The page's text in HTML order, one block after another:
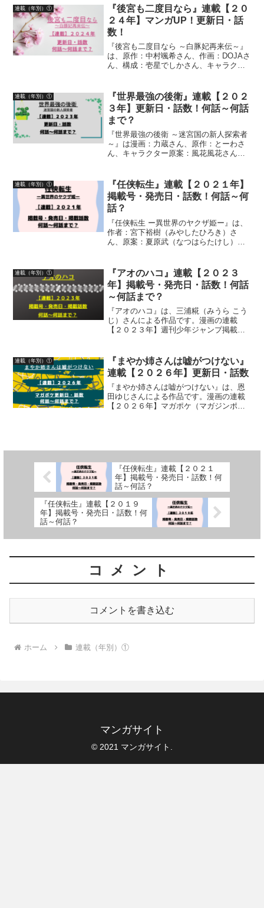
日、掲載話数について詳しく紹介してい
ます
連載（年別）①
『後宮も二度目なら』連載【２０
２４年】マンガUP！更新日・話
数！
『後宮も二度目なら ～白豚妃再来伝～』
は、原作：中村颯希さん、作画：DOJAさ
ん、構成：壱星でしかさん、キャラクタ
新日、話数について、詳しく紹介してい
ます
連載（年別）①
『世界最強の後衛』連載【２０２
３年】更新日・話数！何話～何話
まで？
『世界最強の後衛 ～迷宮国の新人探索者
～』は漫画：力蔵さん、原作：とーわさ
ん、キャラクター原案：風花風花さんに
しています
連載（年別）①
『任侠転生』連載【２０２１年】
掲載号・発売日・話数！何話～何
話？
『任侠転生 ー異世界のヤクザ姫ー』は、
作者：宮下裕樹（みやしたひろき）さ
ん、原案：夏原武（なつはらたけし）さ
日・掲載話数について、詳しく紹介して
います
連載（年別）①
『アオのハコ』連載【２０２３
年】掲載号・発売日・話数！何話
～何話まで？
『アオのハコ』は、三浦糀（みうら こう
じ）さんによる作品です。漫画の連載
【２０２３年】週刊少年ジャンプ掲載
連載（年別）①
『まやか姉さんは嘘がつけない』
連載【２０２６年】更新日・話数
『まやか姉さんは嘘がつけない』は、恩
田ゆじさんによる作品です。漫画の連載
【２０２６年】マガポケ（マガジンポケ
『任侠転生』連載【２０２１
年】掲載号・発売日・話数！何
話～何話？
『任侠転生』連載【２０１９
年】掲載号・発売日・話数！何
話～何話？
コメント
コメントを書き込む
ホーム 連載（年別）①
マンガサイト
© 2021 マンガサイト.